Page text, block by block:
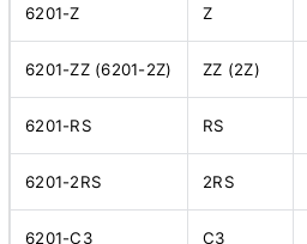
6201-Z Z
6201-ZZ (6201-2Z) ZZ (2Z)
6201-RS RS
6201-2RS 2RS
6201-C3 C3